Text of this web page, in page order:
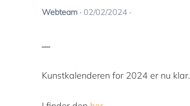
Webteam · 02/02/2024 ·
Kunstkalenderen for 2024 er nu klar.